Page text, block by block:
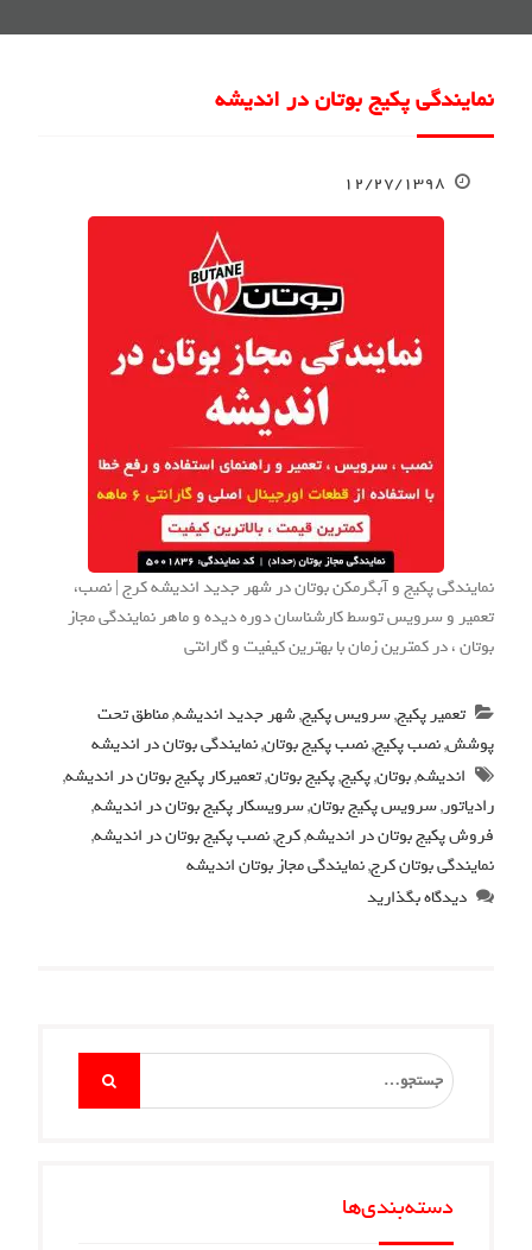
نمایندگی پکیج بوتان در اندیشه
۱۲/۲۷/۱۳۹۸
نمایندگی پکیج و آبگرمکن بوتان در شهر جدید اندیشه کرج | نصب،
تعمیر و سرویس توسط کارشناسان دوره دیده و ماهر نمایندگی مجاز
بوتان ، در کمترین زمان با بهترین کیفیت و گارانتی
تعمیر پکیج,سرویس پکیج,شهر جدید اندیشه,مناطق تحت
پوشش,نصب پکیج,نصب پکیج بوتان,نمایندگی بوتان در اندیشه
اندیشه,بوتان,پکیج,پکیج بوتان,تعمیرکار پکیج بوتان در اندیشه,
رادیاتور,سرویس پکیج بوتان,سرویسکار پکیج بوتان در اندیشه,
فروش پکیج بوتان در اندیشه,کرج,نصب پکیج بوتان در اندیشه,
نمایندگی بوتان کرج,نمایندگی مجاز بوتان اندیشه
دیدگاه بگذارید
Search
for:
دسته‌بندی‌ها